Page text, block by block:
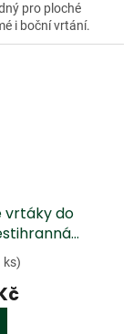
pro ploché
i boční vrtání.
otvory se dnem a
vrtáky do
ks)